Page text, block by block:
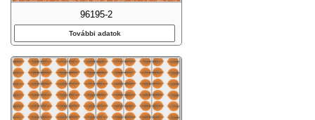
96195-2
További adatok